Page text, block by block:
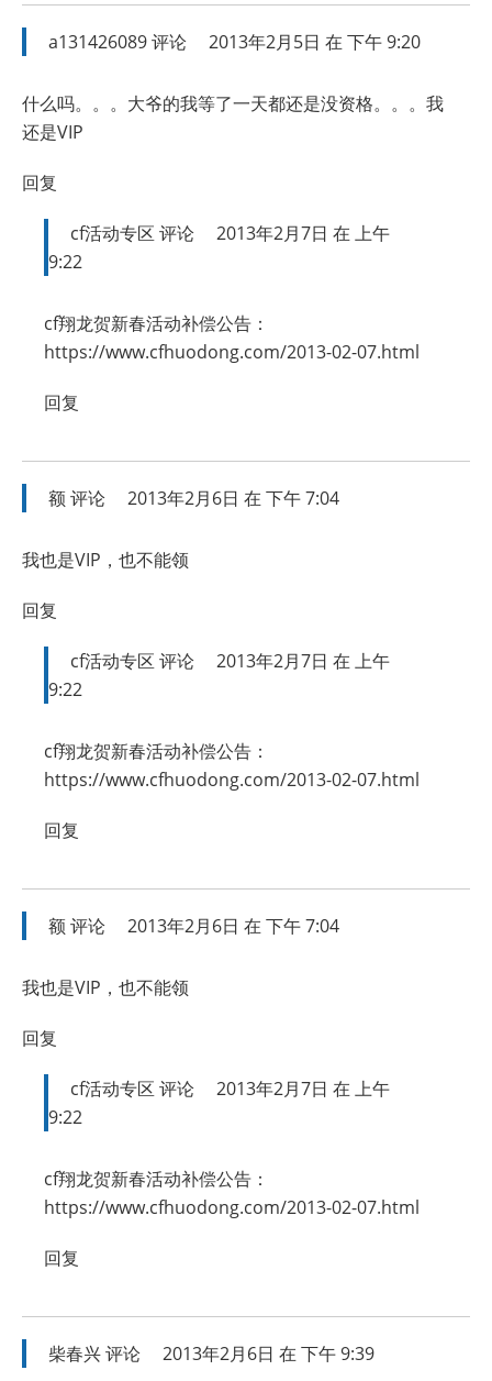
a131426089评论 2013年2月5日 在 下午 9:20
什么吗。。。大爷的我等了一天都还是没资格。。。我
还是VIP
回复
cf活动专区 评论
2013年2月7日 在 上午
9:22
cf翔龙贺新春活动补偿公告：
https://www.cfhuodong.com/2013-02-07.html
回复
额评论 2013年2月6日 在 下午 7:04
我也是VIP，也不能领
回复
cf活动专区 评论
2013年2月7日 在 上午
9:22
cf翔龙贺新春活动补偿公告：
https://www.cfhuodong.com/2013-02-07.html
回复
额评论 2013年2月6日 在 下午 7:04
我也是VIP，也不能领
回复
cf活动专区 评论
2013年2月7日 在 上午
9:22
cf翔龙贺新春活动补偿公告：
https://www.cfhuodong.com/2013-02-07.html
回复
柴春兴评论 2013年2月6日 在 下午 9:39